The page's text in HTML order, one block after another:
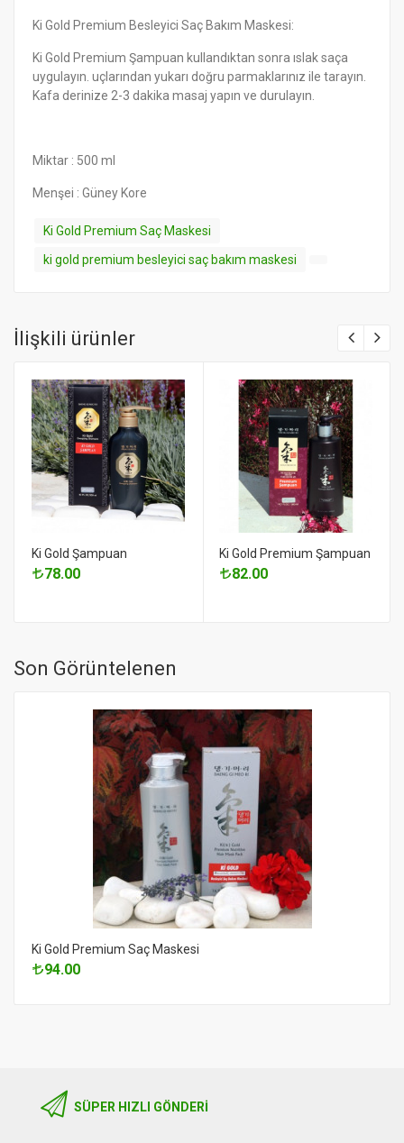
Ki Gold Premium Besleyici Saç Bakım Maskesi:
Ki Gold Premium Şampuan kullandıktan sonra ıslak saça
uygulayın. uçlarından yukarı doğru parmaklarınız ile tarayın.
Kafa derinize 2-3 dakika masaj yapın ve durulayın.
Miktar : 500 ml
Menşei : Güney Kore
Ki Gold Premium Saç Maskesi
ki gold premium besleyici saç bakım maskesi
İlişkili ürünler
Ki Gold Şampuan
78.00
Ki Gold Premium Şampuan
82.00
Son Görüntelenen
Ki Gold Premium Saç Maskesi
94.00
SÜPER HIZLI GÖNDERI